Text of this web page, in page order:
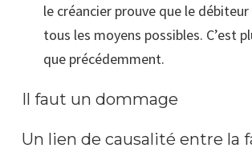
le créancier prouve que le débiteur
tous les moyens possibles. C’est
queprécédemment.
Il faut un dommage
Un lien de causalité entre la